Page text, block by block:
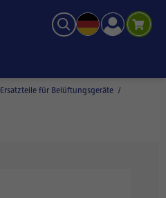
Ersatzteile für Belüftungsgeräte /